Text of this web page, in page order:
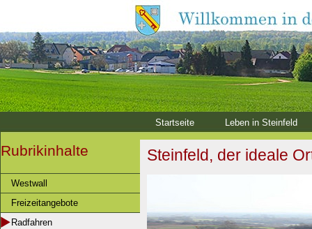
Startseite Leben in Steinfeld
Rubrikinhalte
Westwall
Freizeitangebote
Radfahren
Steinfeld, der ideale